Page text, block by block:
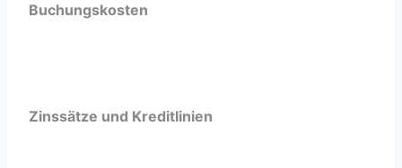
Buchungskosten
Zinssätze und Kreditlinien